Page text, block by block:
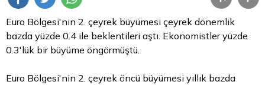
Euro Bölgesi'nin 2. çeyrek büyümesi çeyrek dönemlik
bazda yüzde 0.4 ile beklentileri aştı. Ekonomistler yüzde
0.3'lük bir büyüme öngörmüştü.
Euro Bölgesi'nin 2. çeyrek öncü büyümesi yıllık bazda